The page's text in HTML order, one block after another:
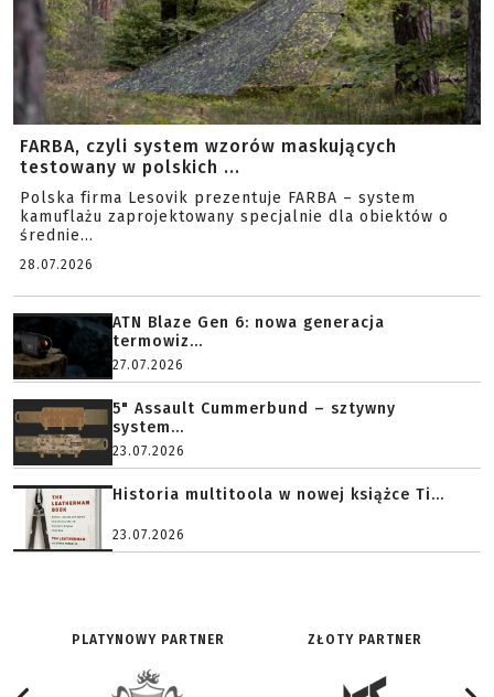
FARBA, czyli system wzorów maskujących
testowany w polskich ...
Polska firma Lesovik prezentuje FARBA – system
kamuflażu zaprojektowany specjalnie dla obiektów o
średnie...
28.07.2026
ATN Blaze Gen 6: nowa generacja
termowiz...
27.07.2026
5" Assault Cummerbund – sztywny
system...
23.07.2026
Historia multitoola w nowej książce Ti...
23.07.2026
PLATYNOWY PARTNER ZŁOTY PARTNER